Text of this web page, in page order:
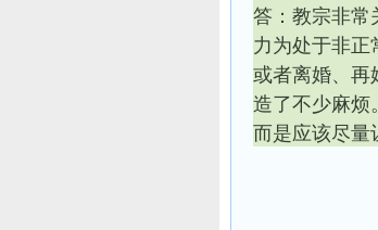
答：教宗非常
力为处于非正
或者离婚、再
造了不少麻烦
而是应该尽量